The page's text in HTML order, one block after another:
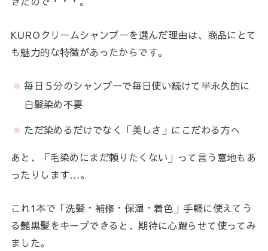
KUROクリームシャンプーを選んだ理由は、商品にとて
も魅力的な特徴があったからです。
毎日５分のシャンプーで毎日使い続けて半永久的に
白髪染め不要
ただ染めるだけでなく「美しさ」にこだわる方へ
あと、「毛染めにまだ頼りたくない」って言う意地もあ
ったりします…。
これ1本で「洗髪・補修・保湿・着色」手軽に使えてう
る艶黒髪をキープできると、期待に心躍らせて使ってみ
ました。